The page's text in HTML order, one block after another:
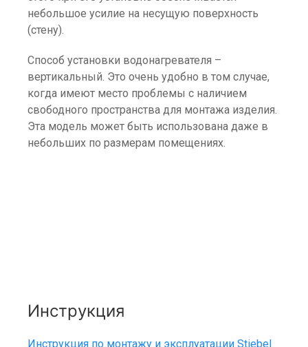
небольшое усилие на несущую поверхность
(стену).
Способ установки водонагревателя –
вертикальный. Это очень удобно в том случае,
когда имеют место проблемы с наличием
свободного пространства для монтажа изделия.
Эта модель может быть использована даже в
небольших по размерам помещениях.
Инструкция
Инструкция по монтажу и эксплуатации Stiebel